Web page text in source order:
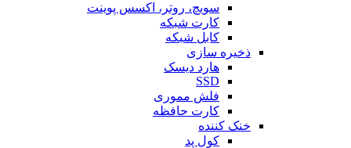
سویچ، روتر، اکسس پوینت
کارت شبکه
کابل شبکه
ذخیره سازی
هارد دیسک
SSD
فلش مموری
کارت حافظه
خنک کننده
کول پد